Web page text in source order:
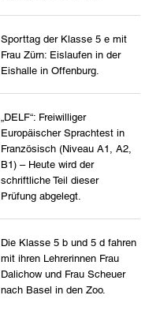
Sporttag der Klasse 5 e mit
Frau Zürn: Eislaufen in der
Eishalle in Offenburg.
„DELF“: Freiwilliger
Europäischer Sprachtest in
Französisch (Niveau A1, A2,
B1) – Heute wird der
schriftliche Teil dieser
Prüfung abgelegt.
Die Klasse 5 b und 5 d fahren
mit ihren Lehrerinnen Frau
Dalichow und Frau Scheuer
nach Basel in den Zoo.